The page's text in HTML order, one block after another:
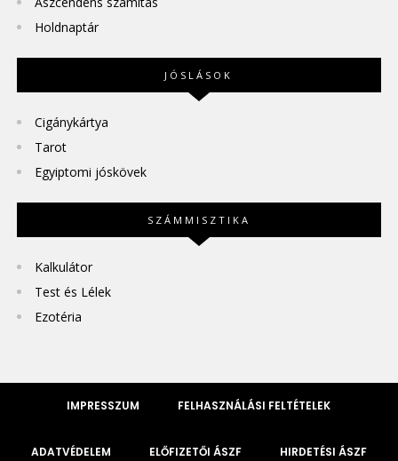
Holdnaptár
JÓSLÁSOK
Cigánykártya
Tarot
Egyiptomi jóskövek
SZÁMMISZTIKA
Kalkulátor
Test és Lélek
Ezotéria
IMPRESSZUM FELHASZNÁLÁSI FELTÉTELEK
ADATVÉDELEM ELŐFIZETŐI ÁSZF HIRDETÉSI ÁSZF